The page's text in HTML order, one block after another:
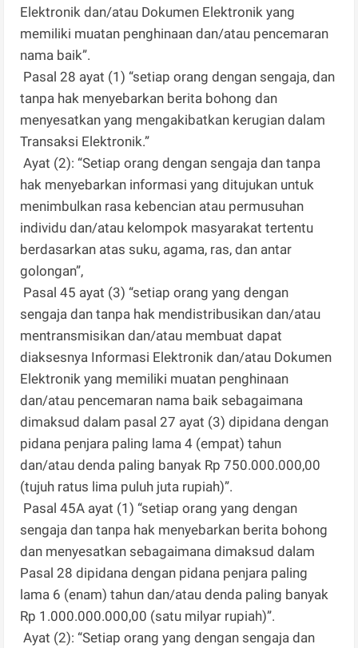
Elektronik dan/atau Dokumen Elektronik yang
memiliki muatan penghinaan dan/atau pencemaran
nama baik”.
Pasal 28 ayat (1) “setiap orang dengan sengaja, dan
tanpa hak menyebarkan berita bohong dan
menyesatkan yang mengakibatkan kerugian dalam
Transaksi Elektronik.”
Ayat (2): “Setiap orang dengan sengaja dan tanpa
hak menyebarkan informasi yang ditujukan untuk
menimbulkan rasa kebencian atau permusuhan
individu dan/atau kelompok masyarakat tertentu
berdasarkan atas suku, agama, ras, dan antar
golongan”,
Pasal 45 ayat (3) “setiap orang yang dengan
sengaja dan tanpa hak mendistribusikan dan/atau
mentransmisikan dan/atau membuat dapat
diaksesnya Informasi Elektronik dan/atau Dokumen
Elektronik yang memiliki muatan penghinaan
dan/atau pencemaran nama baik sebagaimana
dimaksud dalam pasal 27 ayat (3) dipidana dengan
pidana penjara paling lama 4 (empat) tahun
dan/atau denda paling banyak Rp 750.000.000,00
(tujuh ratus lima puluh juta rupiah)”.
Pasal 45A ayat (1) “setiap orang yang dengan
sengaja dan tanpa hak menyebarkan berita bohong
dan menyesatkan sebagaimana dimaksud dalam
Pasal 28 dipidana dengan pidana penjara paling
lama 6 (enam) tahun dan/atau denda paling banyak
Rp 1.000.000.000,00 (satu milyar rupiah)”.
Ayat (2): “Setiap orang yang dengan sengaja dan